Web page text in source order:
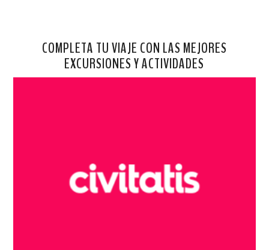
COMPLETA TU VIAJE CON LAS MEJORES
EXCURSIONES Y ACTIVIDADES